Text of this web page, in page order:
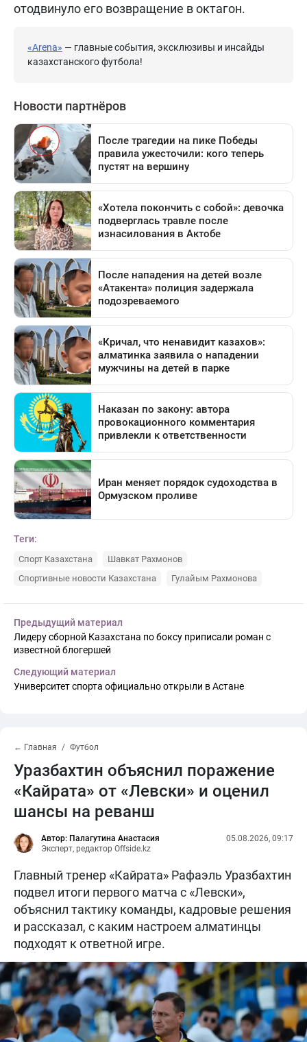
отодвинуло его возвращение в октагон.
«Arena» — главные события, эксклюзивы и инсайды
казахстанского футбола!
Теги:
Спорт Казахстана
Шавкат Рахмонов
Спортивные новости Казахстана
Гулайым Рахмонова
Предыдущий материал
Лидеру сборной Казахстана по боксу приписали роман с
известной блогершей
Следующий материал
Университет спорта официально открыли в Астане
← Главная Футбол
Уразбахтин объяснил поражение
«Кайрата» от «Левски» и оценил
шансы на реванш
Автор: Палагутина Анастасия
Эксперт, редактор Offside.kz
05.08.2026, 09:17
Главный тренер «Кайрата» Рафаэль Уразбахтин
подвел итоги первого матча с «Левски»,
объяснил тактику команды, кадровые решения
и рассказал, с каким настроем алматинцы
подходят к ответной игре.